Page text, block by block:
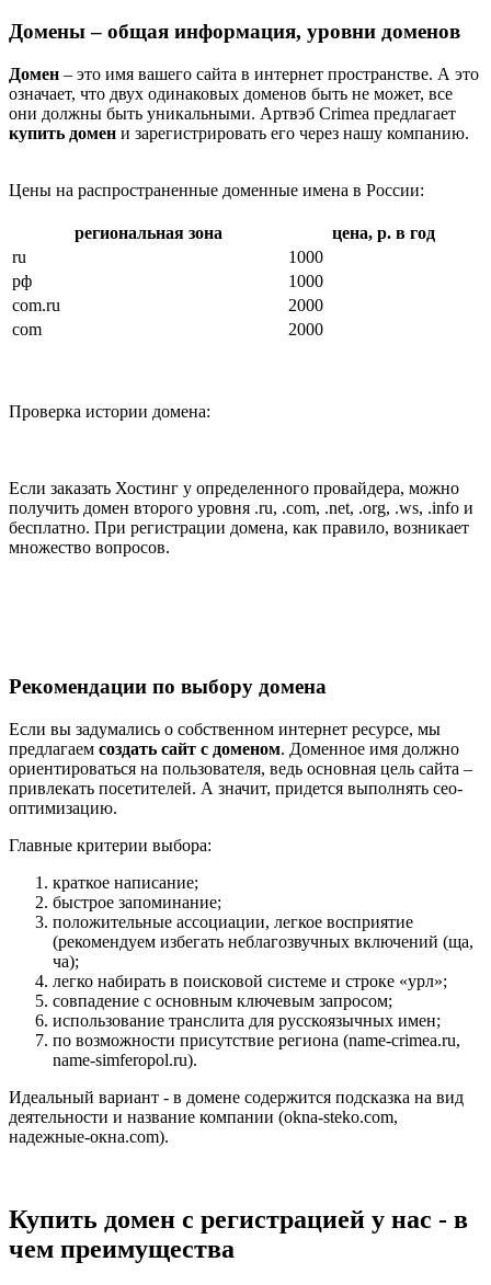
Домены – общая информация, уровни доменов
Домен – это имя вашего сайта в интернет пространстве. А это
означает, что двух одинаковых доменов быть не может, все
они должны быть уникальными. Артвэб Сrimea предлагает
купить домен и зарегистрировать его через нашу компанию.
Цены на распространенные доменные имена в России:
региональная зона
цена, р. в год
ru
1000
рф
1000
com.ru
2000
com
2000
Проверка истории домена:
Если заказать Хостинг у определенного провайдера, можно
получить домен второго уровня .ru, .com, .net, .org, .ws, .info и
бесплатно. При регистрации домена, как правило, возникает
множество вопросов.
Рекомендации по выбору домена
Если вы задумались о собственном интернет ресурсе, мы
предлагаем создать сайт с доменом. Доменное имя должно
ориентироваться на пользователя, ведь основная цель сайта –
привлекать посетителей. А значит, придется выполнять сео-
оптимизацию.
Главные критерии выбора:
краткое написание;
быстрое запоминание;
положительные ассоциации, легкое восприятие
(рекомендуем избегать неблагозвучных включений (ща,
ча);
легко набирать в поисковой системе и строке «урл»;
совпадение с основным ключевым запросом;
использование транслита для русскоязычных имен;
по возможности присутствие региона (name-crimea.ru,
name-simferopol.ru).
Идеальный вариант - в домене содержится подсказка на вид
деятельности и название компании (okna-steko.com,
надежные-окна.com).
Купить домен с регистрацией у нас - в
чем преимущества